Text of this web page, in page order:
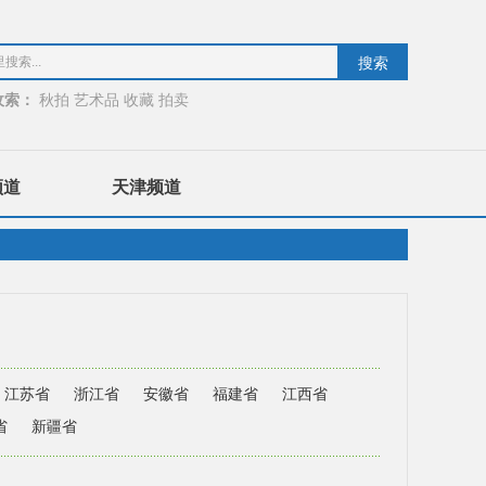
： 秋拍 艺术品 收藏 拍卖
道 天津频道
江苏省 浙江省 安徽省 福建省
江西省
新疆省